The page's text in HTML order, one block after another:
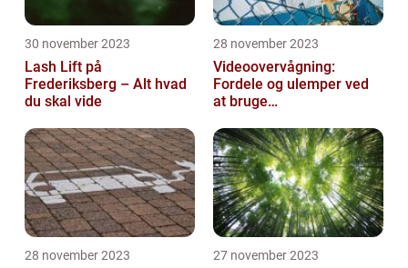
30 november 2023
Lash Lift på
Frederiksberg – Alt hvad
du skal vide
28 november 2023
Videoovervågning:
Fordele og ulemper ved
at bruge
28 november 2023 27 november 2023